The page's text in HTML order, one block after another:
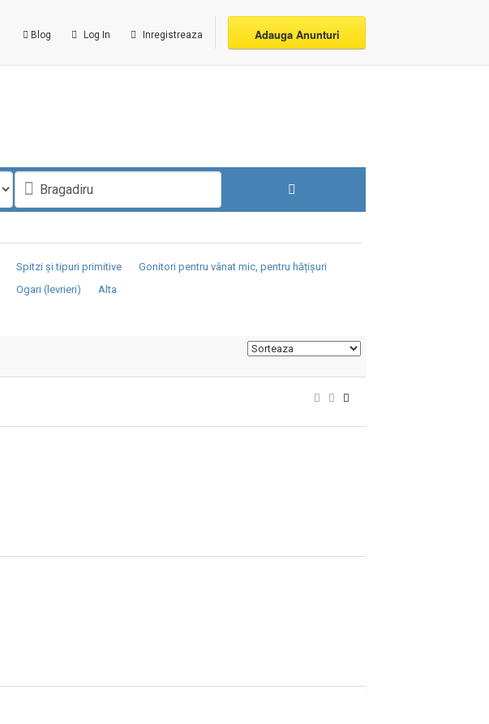
Blog Log In Inregistreaza Adauga Anunturi
Spitzi și tipuri primitive
Gonitori pentru vânat mic, pentru hățișuri
Ogari (levrieri) Alta